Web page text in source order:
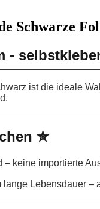
Schwarze
-
ist die ideale
✮
keine importierte
Lebensdauer